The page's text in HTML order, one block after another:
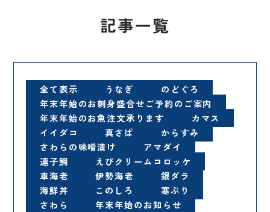
記事一覧
全て表示 うなぎ
のどぐろ
年末年始のお刺身盛合せご予約のご案内
年末年始のお魚注文承ります
カマス
イイダコ
真さば
からすみ
さわらの味噌漬け
アマダイ
連子鯛
えびクリームコロッケ
車海老
伊勢海老
銀ダラ
海鮮丼
このしろ
寒ぶり
さわら
年末年始のお知らせ